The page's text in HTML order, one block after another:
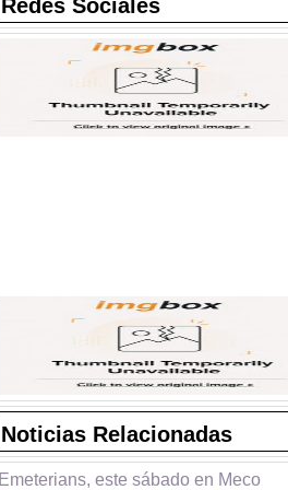
Redes Sociales
Noticias Relacionadas
Emeterians, este sábado en Meco